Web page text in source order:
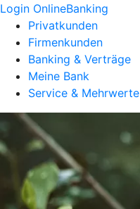
Login OnlineBanking
Privatkunden
Firmenkunden
Banking & Verträge
Meine Bank
Service & Mehrwerte